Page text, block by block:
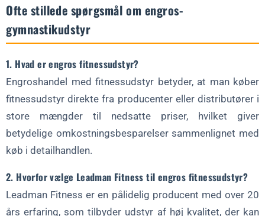
Ofte stillede spørgsmål om engros-
gymnastikudstyr
1. Hvad er engros fitnessudstyr?
Engroshandel med fitnessudstyr betyder, at man køber
fitnessudstyr direkte fra producenter eller distributører i
store mængder til nedsatte priser, hvilket giver
betydelige omkostningsbesparelser sammenlignet med
køb i detailhandlen.
2. Hvorfor vælge Leadman Fitness til engros fitnessudstyr?
Leadman Fitness er en pålidelig producent med over 20
års erfaring, som tilbyder udstyr af høj kvalitet, der kan